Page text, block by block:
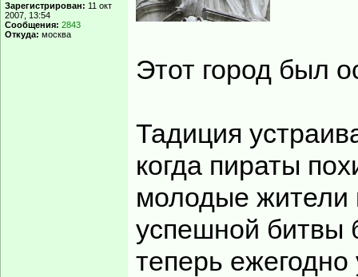
Зарегистрирован: 11 окт
2007, 13:54
Сообщения: 2843
Откуда: москва
Этот город был
Тадиция
когда пираты
молодые жители
успешной битвы
теперь ежегодно